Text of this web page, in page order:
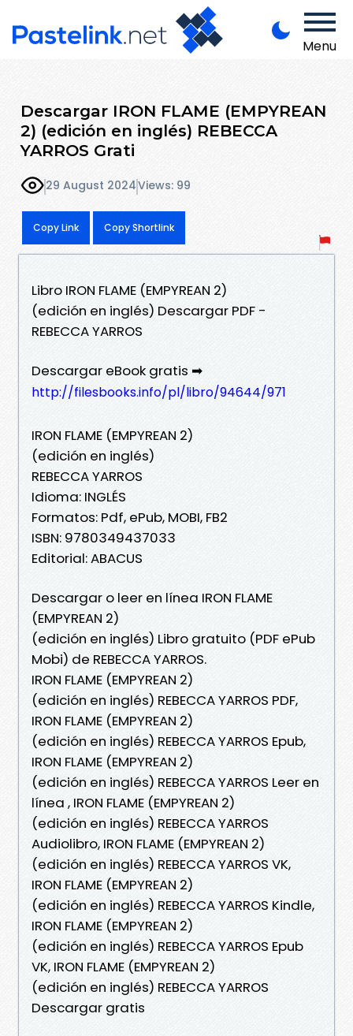
Menu
Descargar IRON FLAME (EMPYREAN
2) (edición en inglés) REBECCA
YARROS Grati
29 August 2024Views: 99
Copy Link Copy Shortlink
Libro IRON FLAME (EMPYREAN 2)
(edición en inglés) Descargar PDF -
REBECCA YARROS
Descargar eBook gratis ➡
http://filesbooks.info/pl/libro/94644/971
IRON FLAME (EMPYREAN 2)
(edición en inglés)
REBECCA YARROS
Idioma: INGLÉS
Formatos: Pdf, ePub, MOBI, FB2
ISBN: 9780349437033
Editorial: ABACUS
Descargar o leer en línea IRON FLAME
(EMPYREAN 2)
(edición en inglés) Libro gratuito (PDF ePub
Mobi) de REBECCA YARROS.
IRON FLAME (EMPYREAN 2)
(edición en inglés) REBECCA YARROS PDF,
IRON FLAME (EMPYREAN 2)
(edición en inglés) REBECCA YARROS Epub,
IRON FLAME (EMPYREAN 2)
(edición en inglés) REBECCA YARROS Leer en
línea , IRON FLAME (EMPYREAN 2)
(edición en inglés) REBECCA YARROS
Audiolibro, IRON FLAME (EMPYREAN 2)
(edición en inglés) REBECCA YARROS VK,
IRON FLAME (EMPYREAN 2)
(edición en inglés) REBECCA YARROS Kindle,
IRON FLAME (EMPYREAN 2)
(edición en inglés) REBECCA YARROS Epub
VK, IRON FLAME (EMPYREAN 2)
(edición en inglés) REBECCA YARROS
Descargar gratis